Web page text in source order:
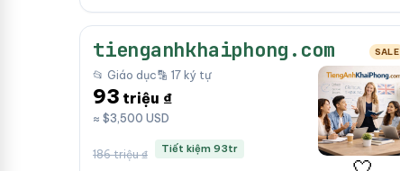
tienganhkhaiphong.com SALE
📂 Giáo dục🔡 17 ký tự
93 triệu ₫
≈ $3,500 USD
186 triệu ₫ Tiết kiệm 93tr